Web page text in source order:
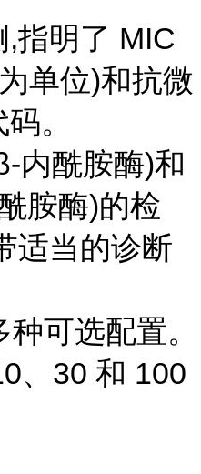
指明了 MIC
单位)和抗微
。
内酰胺酶)和
胺酶)的检
适当的诊断
可选配置。
、30 和 100